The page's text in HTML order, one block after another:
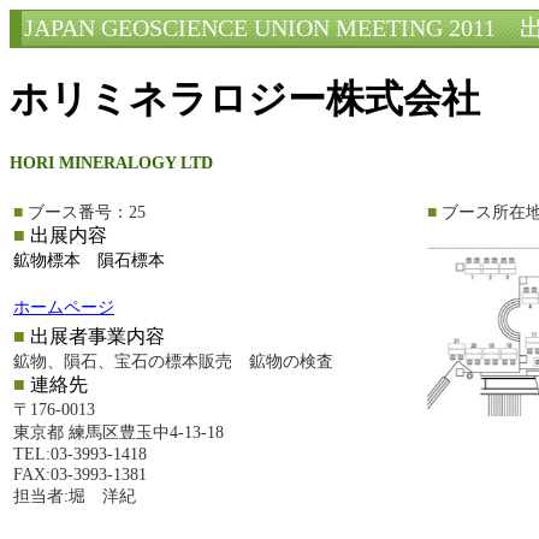
JAPAN GEOSCIENCE UNION MEETING 2011出
ホリミネラロジー株式会社
HORI MINERALOGY LTD
■ ブース番号：25
■ 出展内容
鉱物標本 隕石標本
ホームページ
■ 出展者事業内容
鉱物、隕石、宝石の標本販売 鉱物の検査
■ 連絡先
〒176-0013
東京都 練馬区豊玉中4-13-18
TEL:03-3993-1418
FAX:03-3993-1381
担当者:堀 洋紀
■ ブース所在